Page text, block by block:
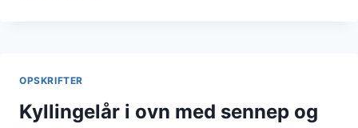
OPSKRIFTER
Kyllingelår i ovn med sennep og